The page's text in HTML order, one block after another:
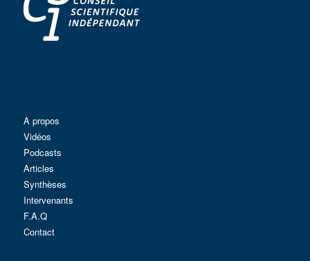
A propos
Vidéos
Podcasts
Articles
Synthèses
Intervenants
F.A.Q
Contact